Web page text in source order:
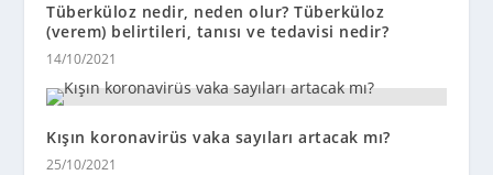
Tüberküloz nedir, neden olur? Tüberküloz
(verem) belirtileri, tanısı ve tedavisi nedir?
14/10/2021
Kışın koronavirüs vaka sayıları artacak mı?
25/10/2021